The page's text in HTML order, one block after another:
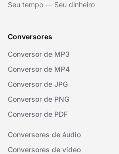
Seu tempo — Seu dinheiro
Conversores
Conversor de MP3
Conversor de MP4
Conversor de JPG
Conversor de PNG
Conversor de PDF
Conversores de áudio
Conversores de vídeo